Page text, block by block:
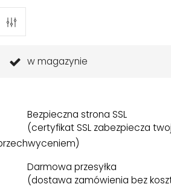
w magazynie
Bezpieczna strona SSL
(certyfikat SSL zabezpiecza
Darmowa przesyłka
(dostawa zamówienia bez